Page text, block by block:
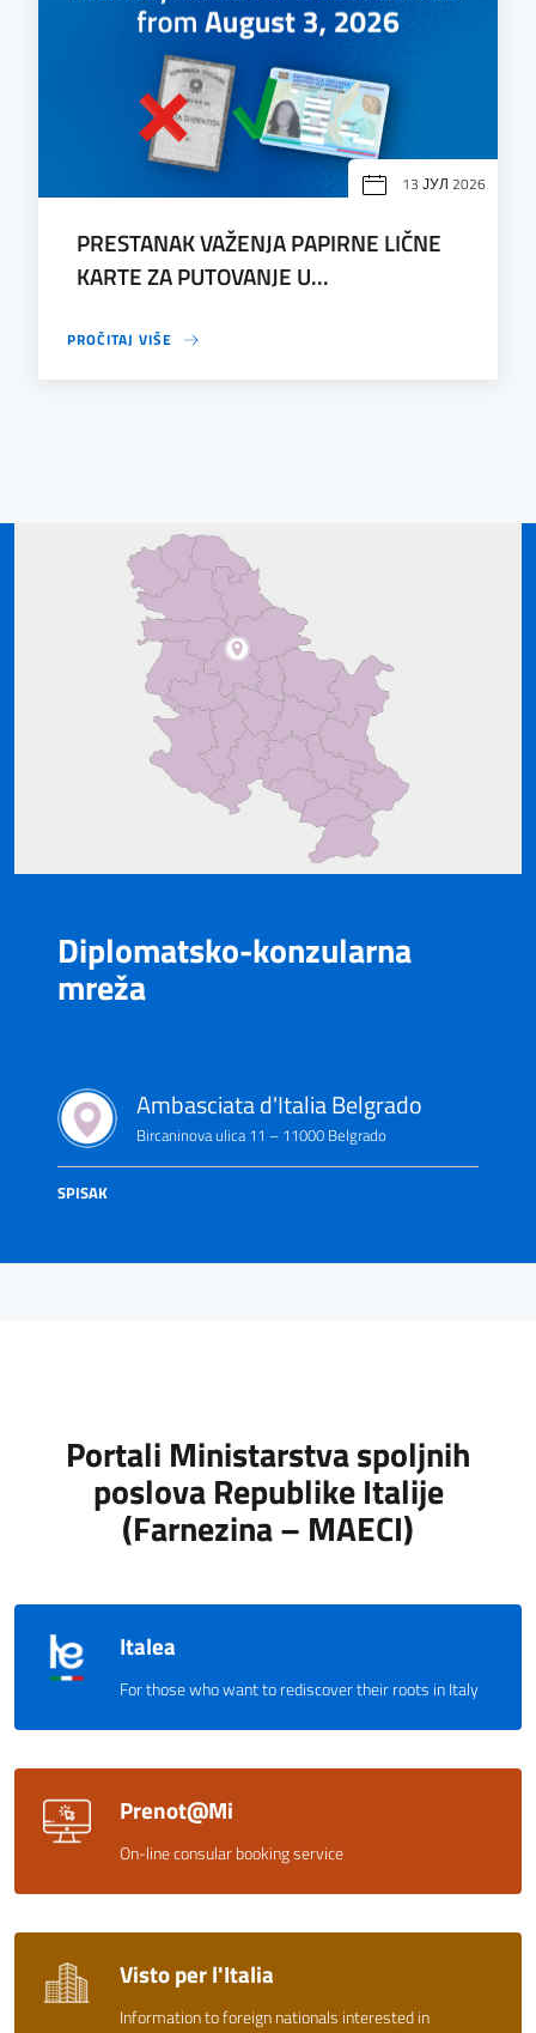
13 ЈУЛ 2026
PRESTANAK VAŽENJA PAPIRNE LIČNE
KARTE ZA PUTOVANJE U...
PROČITAJ VIŠE
Diplomatsko-konzularna
mreža
Ambasciata d'Italia Belgrado
Bircaninova ulica 11 – 11000 Belgrado
SPISAK
Portali Ministarstva spoljnih
poslova Republike Italije
(Farnezina – MAECI)
Italea
For those who want to rediscover their roots in Italy
Prenot@Mi
On-line consular booking service
Visto per l'Italia
Information to foreign nationals interested in